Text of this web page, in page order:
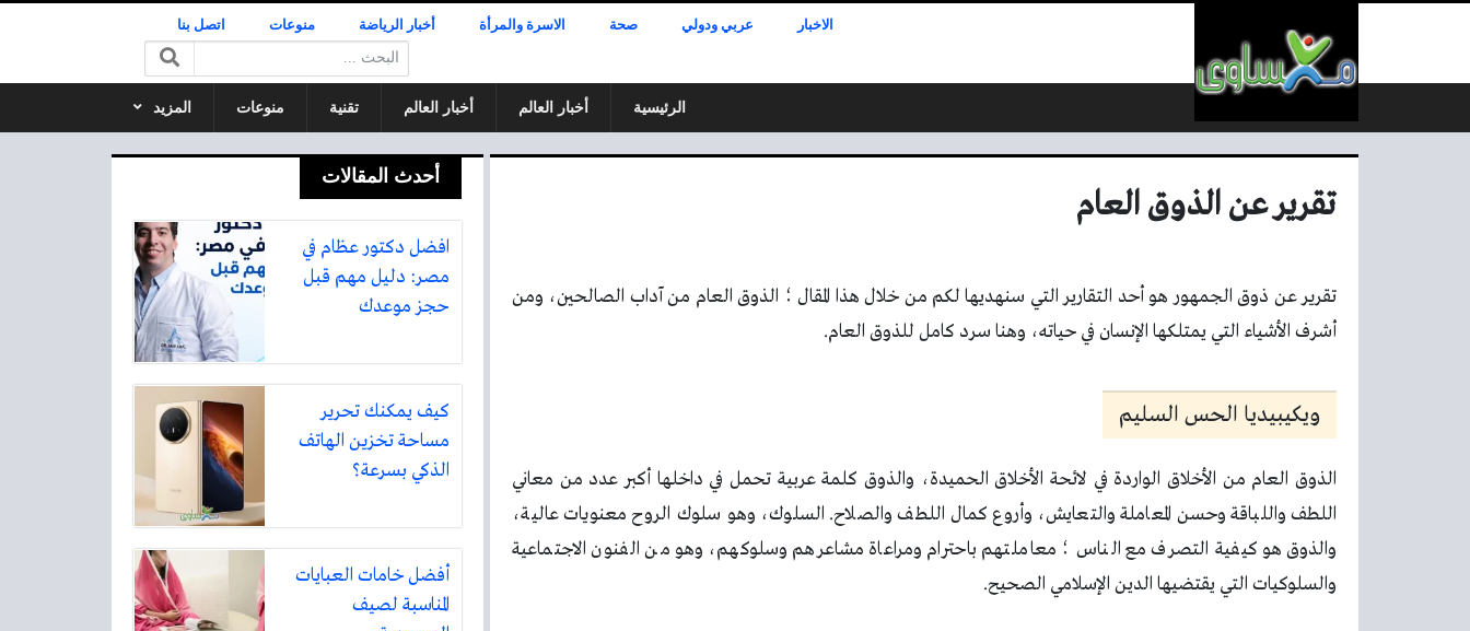
الاخبار عربي ودولي صحة الاسرة والمرأة أخبار الرياضة منوعات اتصل بنا
البحث:
الرئيسية أخبار العالم أخبار العالم تقنية منوعات المزيد
تقرير عن الذوق العام
تقرير عن ذوق الجمهور هو أحد التقارير التي سنهديها لكم من خلال هذا المقال ؛ الذوق العام من آداب الصالحين، ومن
أشرف الأشياء التي يمتلكها الإنسان في حياته، وهنا سرد كامل للذوق العام.
ويكيبيديا الحس السليم
الذوق العام من الأخلاق الواردة في لائحة الأخلاق الحميدة، والذوق كلمة عربية تحمل في داخلها أكبر عدد من معاني
اللطف واللباقة وحسن المعاملة والتعايش، وأروع كمال اللطف والصلاح. السلوك، وهو سلوك الروح معنويات عالية،
والذوق هو كيفية التصرف مع الناس ؛ معاملتهم باحترام ومراعاة مشاعرهم وسلوكهم، وهو من الفنون الاجتماعية
والسلوكيات التي يقتضيها الدين الإسلامي الصحيح.
أحدث المقالات
افضل دكتور عظام في
مصر: دليل مهم قبل
حجز موعدك
كيف يمكنك تحرير
مساحة تخزين الهاتف
الذكي بسرعة؟
أفضل خامات العبايات
المناسبة لصيف